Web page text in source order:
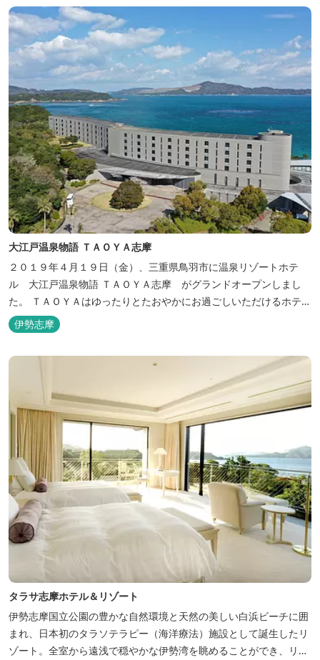
大江戸温泉物語 ＴＡＯＹＡ志摩
２０１９年４月１９日（金）、三重県鳥羽市に温泉リゾートホテ
ル 大江戸温泉物語 ＴＡＯＹＡ志摩 がグランドオープンしまし
た。 ＴＡＯＹＡはゆったりとたおやかにお過ごしいただけるホテル
を目指し、カキの産地の鳥羽市浦村町にオープンしました。 目の前
は太平洋に注ぐ伊勢湾の海の風景が広がり、後背は山に囲まれ、自
然豊かな環境で、正にゆったりとたおやかに時が流れています。
伊勢志摩
タラサ志摩ホテル＆リゾート
伊勢志摩国立公園の豊かな自然環境と天然の美しい白浜ビーチに囲
まれ、日本初のタラソテラピー（海洋療法）施設として誕生したリ
ゾート。全室から遠浅で穏やかな伊勢湾を眺めることができ、リラ